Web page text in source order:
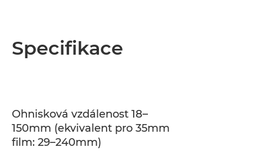
Specifikace
Ohnisková vzdálenost 18–
150mm (ekvivalent pro 35mm
film: 29–240mm)